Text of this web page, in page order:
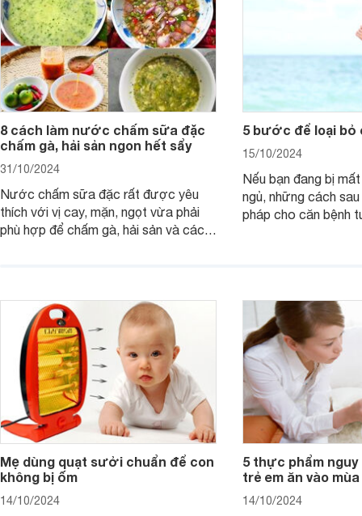
8 cách làm nước chấm sữa đặc
chấm gà, hải sản ngon hết sẩy
31/10/2024
Nước chấm sữa đặc rất được yêu
thích với vị cay, mặn, ngọt vừa phải
phù hợp để chấm gà, hải sản và các
5 bước để loại bỏ
15/10/2024
Nếu bạn đang bị
ngủ, những cách
pháp cho căn bệnh
Mẹ dùng quạt sưởi chuẩn để con
không bị ốm
14/10/2024
5 thực phẩm
trẻ em ăn vào
14/10/2024